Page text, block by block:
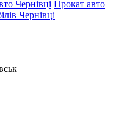
Чернівці Прокат авто
Чернівці